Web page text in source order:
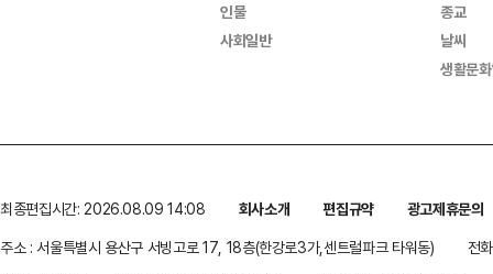
인물
사회일반
종교
날씨
생활문
최종편집시간: 2026.08.09 14:08 회사소개 편집규약
광고제휴문의
주소 : 서울특별시 용산구 서빙고로 17, 18층(한강로3가,센트럴파크 타워동)
전